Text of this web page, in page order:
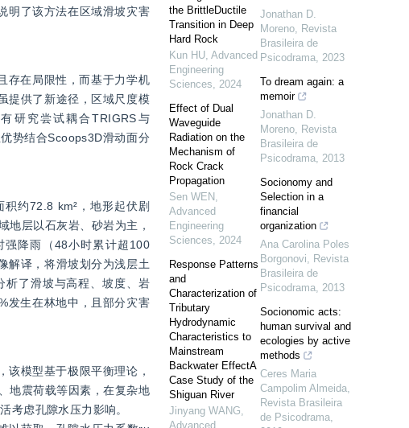
明了该方法在区域滑坡灾害
存在局限性，而基于力学机
提供了新途径，区域尺度模
研究尝试耦合TRIGRS与
势结合Scoops3D滑动面分
约72.8 km²，地形起伏剧
层以石灰岩、砂岩为主，
强降雨（48小时累计超100
解译，将滑坡划分为浅层土
析了滑坡与高程、坡度、岩
发生在林地中，且部分灾害
模型基于极限平衡理论，
地震荷载等因素，在复杂地
考虑孔隙水压力影响。
the BrittleDuctile
Transition in Deep
Hard Rock
Kun HU, Advanced
Engineering
Sciences, 2024
Effect of Dual
Waveguide
Radiation on the
Mechanism of
Rock Crack
Propagation
Sen WEN ,
Advanced
Engineering
Sciences, 2024
Response Patterns
and
Characterization of
Tributary
Hydrodynamic
Characteristics to
Mainstream
Backwater EffectA
Case Study of the
Shiguan River
Jinyang WANG,
Advanced
Jonathan D.
Moreno, Revista
Brasileira de
Psicodrama, 2023
To dream again: a
memoir
Jonathan D.
Moreno, Revista
Brasileira de
Psicodrama, 2013
Socionomy and
Selection in a
financial
organization
Ana Carolina Poles
Borgonovi, Revista
Brasileira de
Psicodrama, 2013
Socionomic acts:
human survival and
ecologies by active
methods
Ceres Maria
Campolim Almeida,
Revista Brasileira
de Psicodrama,